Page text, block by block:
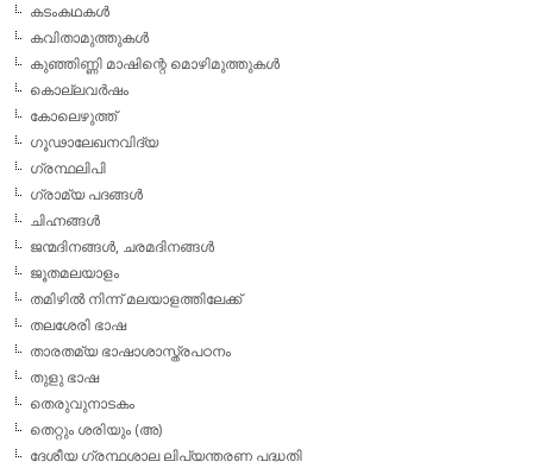
കടംകഥകള്‍
കവിതാമുത്തുകള്‍
കുഞ്ഞിണ്ണി മാഷിന്റെ മൊഴിമുത്തുകള്‍
കൊല്ലവര്‍ഷം
കോലെഴുത്ത്
ഗൂഢാലേഖനവിദ്യ
ഗ്രന്ഥലിപി
ഗ്രാമ്യ പദങ്ങള്‍
ചിഹ്നങ്ങള്‍
ജന്മദിനങ്ങള്‍, ചരമദിനങ്ങള്‍
ജൂതമലയാളം
തമിഴില്‍ നിന്ന് മലയാളത്തിലേക്ക്
തലശേരി ഭാഷ
താരതമ്യ ഭാഷാശാസ്ത്രപഠനം
തുളു ഭാഷ
തെരുവുനാടകം
തെറ്റും ശരിയും (അ)
ദേശീയ ഗ്രന്ഥശാല ലിപ്യന്തരണ പദ്ധതി